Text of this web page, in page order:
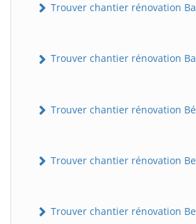
Trouver chantier rénovation
Trouver chantier rénovation
Trouver chantier rénovation
Trouver chantier rénovation
Trouver chantier rénovation